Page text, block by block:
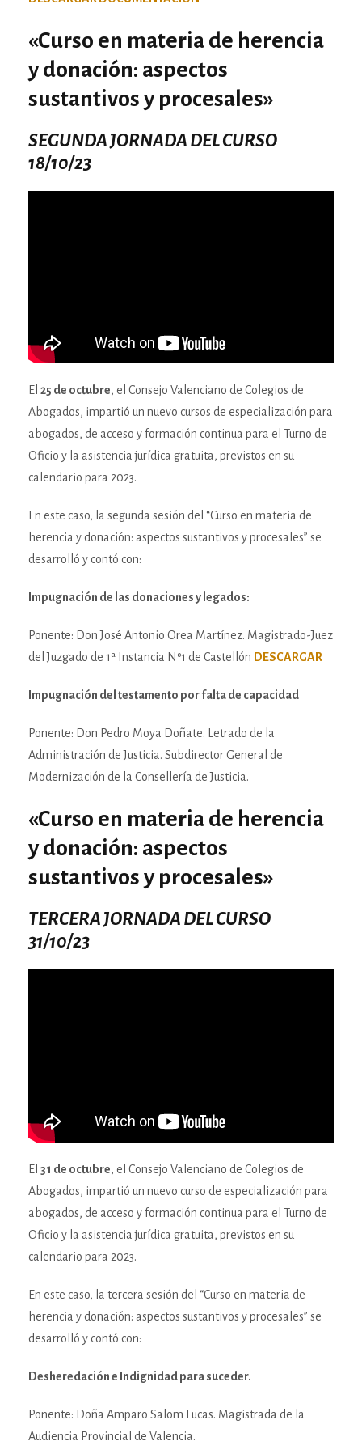
«Curso en materia de herencia
y donación: aspectos
sustantivos y procesales»
SEGUNDA JORNADA DEL CURSO
18/10/23
El 25 de octubre, el Consejo Valenciano de Colegios de
Abogados, impartió un nuevo cursos de especialización para
abogados, de acceso y formación continua para el Turno de
Oficio y la asistencia jurídica gratuita, previstos en su
calendario para 2023.
En este caso, la segunda sesión del “Curso en materia de
herencia y donación: aspectos sustantivos y procesales” se
desarrolló y contó con:
Impugnación de las donaciones y legados:
Ponente: Don José Antonio Orea Martínez. Magistrado-Juez
del Juzgado de 1ª Instancia Nº1 de Castellón DESCARGAR
Impugnación del testamento por falta de capacidad
Ponente: Don Pedro Moya Doñate. Letrado de la
Administración de Justicia. Subdirector General de
Modernización de la Consellería de Justicia.
«Curso en materia de herencia
y donación: aspectos
sustantivos y procesales»
TERCERA JORNADA DEL CURSO
31/10/23
El 31 de octubre, el Consejo Valenciano de Colegios de
Abogados, impartió un nuevo curso de especialización para
abogados, de acceso y formación continua para el Turno de
Oficio y la asistencia jurídica gratuita, previstos en su
calendario para 2023.
En este caso, la tercera sesión del “Curso en materia de
herencia y donación: aspectos sustantivos y procesales” se
desarrolló y contó con:
Desheredación e Indignidad para suceder.
Ponente: Doña Amparo Salom Lucas. Magistrada de la
Audiencia Provincial de Valencia.